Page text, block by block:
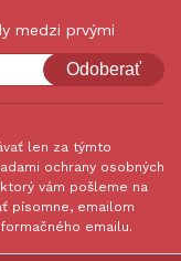
medzi prvými
Odoberať
len za týmto
ochrany osobných
vám pošleme na
písomne, emailom
emailu.